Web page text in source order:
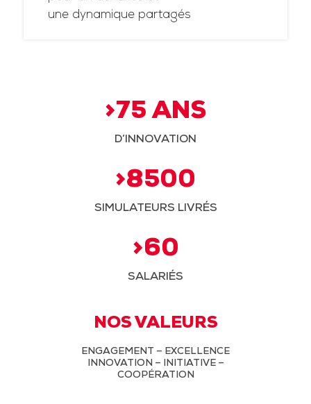
une dynamique partagés
>75 ANS
D’INNOVATION
>8500
SIMULATEURS LIVRÉS
>60
SALARIÉS
NOS VALEURS
ENGAGEMENT – EXCELLENCE
INNOVATION – INITIATIVE –
COOPÉRATION